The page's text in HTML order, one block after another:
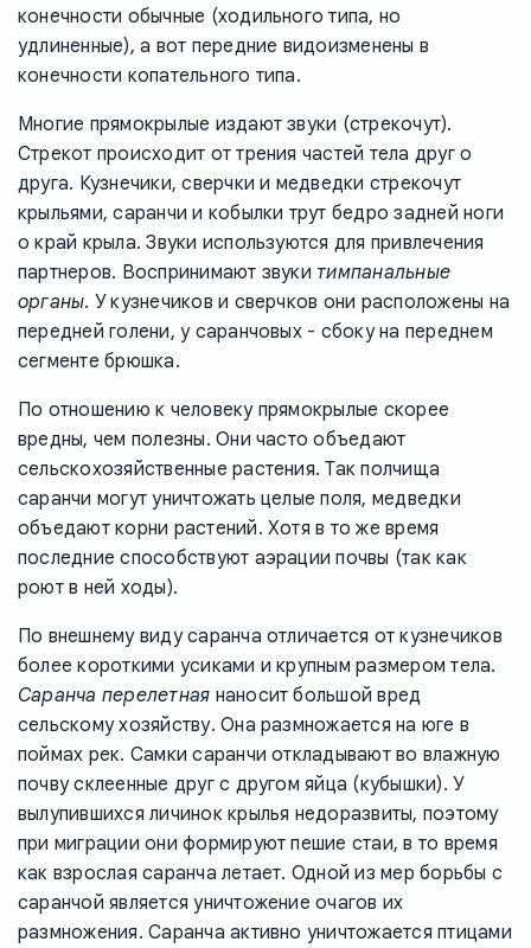
конечности обычные (ходильного типа, но
удлиненные), а вот передние видоизменены в
конечности копательного типа.
Многие прямокрылые издают звуки (стрекочут).
Стрекот происходит от трения частей тела друг о
друга. Кузнечики, сверчки и медведки стрекочут
крыльями, саранчи и кобылки трут бедро задней ноги
о край крыла. Звуки используются для привлечения
партнеров. Воспринимают звуки тимпанальные
органы. У кузнечиков и сверчков они расположены на
передней голени, у саранчовых - сбоку на переднем
сегменте брюшка.
По отношению к человеку прямокрылые скорее
вредны, чем полезны. Они часто объедают
сельскохозяйственные растения. Так полчища
саранчи могут уничтожать целые поля, медведки
объедают корни растений. Хотя в то же время
последние способствуют аэрации почвы (так как
роют в ней ходы).
По внешнему виду саранча отличается от кузнечиков
более короткими усиками и крупным размером тела.
Саранча перелетная наносит большой вред
сельскому хозяйству. Она размножается на юге в
поймах рек. Самки саранчи откладывают во влажную
почву склеенные друг с другом яйца (кубышки). У
вылупившихся личинок крылья недоразвиты, поэтому
при миграции они формируют пешие стаи, в то время
как взрослая саранча летает. Одной из мер борьбы с
саранчой является уничтожение очагов их
размножения. Саранча активно уничтожается птицами